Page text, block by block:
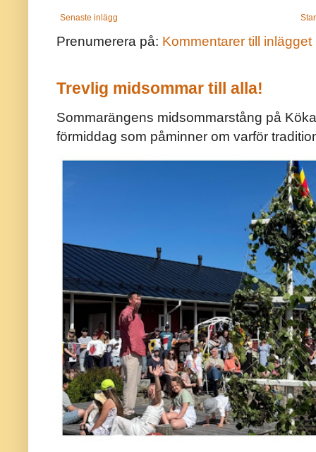
Senaste inlägg
Prenumerera på: Kommentarer till inlägget
Trevlig midsommar till alla!
Sommarängens midsommarstång på
förmiddag som påminner om varför